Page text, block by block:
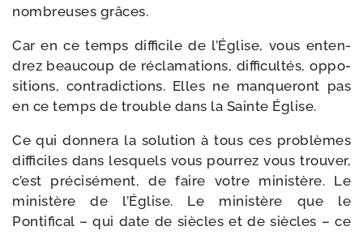
nom­breuses grâces.
Car en ce temps dif­fi­cile de l’Église, vous enten­
drez beau­coup de récla­ma­tions, dif­fi­cul­tés, oppo­
si­tions, contra­dic­tions. Elles ne man­que­ront pas
en ce temps de trouble dans la Sainte Église.
Ce qui don­ne­ra la solu­tion à tous ces pro­blèmes
dif­fi­ciles dans les­quels vous pour­rez vous trou­ver,
c’est pré­ci­sé­ment, de faire votre minis­tère. Le
minis­tère de l’Église. Le minis­tère que le
Pontifical – qui date de siècles et de siècles – ce